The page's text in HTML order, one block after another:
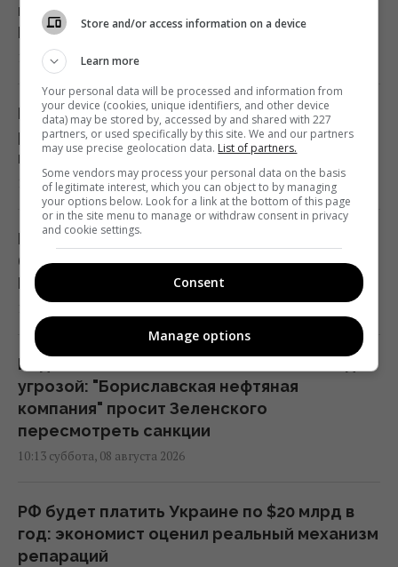
которые шли в Россию и Украину, -
Bloomberg
19:00 суббота, 08 августа 2026
Импорт сжиженного газа из России в ЕС
резко вырос: какая страна купила больше
всего
13:44 суббота, 08 августа 2026
Новые решения Нацбанка позволят
бизнесу привлекать больше кредитов:
Пышный раскрыл детали
Водоснабжение Львовской области под
угрозой: "Бориславская нефтяная
компания" просит Зеленского
пересмотреть санкции
10:13 суббота, 08 августа 2026
РФ будет платить Украине по $20 млрд в
год: экономист оценил реальный механизм
репараций
Store and/or access information on a device
Learn more
Your personal data will be processed and information from
your device (cookies, unique identifiers, and other device
data) may be stored by, accessed by and shared with 227
partners, or used specifically by this site. We and our partners
may use precise geolocation data. List of partners.
Some vendors may process your personal data on the basis
of legitimate interest, which you can object to by managing
your options below. Look for a link at the bottom of this page
or in the site menu to manage or withdraw consent in privacy
and cookie settings.
Consent
Manage options